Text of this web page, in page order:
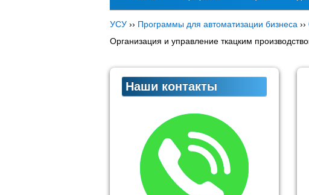
УСУ ›› Программы для автоматизации бизнеса ››
Организация и управление ткацким
Наши контакты